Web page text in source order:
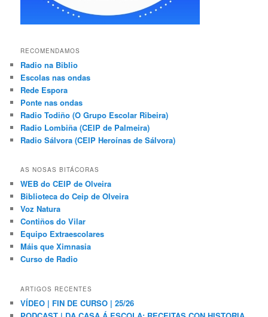
RECOMENDAMOS
Radio na Biblio
Escolas nas ondas
Rede Espora
Ponte nas ondas
Radio Todiño (O Grupo Escolar Ribeira)
Radio Lombiña (CEIP de Palmeira)
Radio Sálvora (CEIP Heroínas de Sálvora)
AS NOSAS BITÁCORAS
WEB do CEIP de Olveira
Biblioteca do Ceip de Olveira
Voz Natura
Contiños do Vilar
Equipo Extraescolares
Máis que Ximnasia
Curso de Radio
ARTIGOS RECENTES
VÍDEO | FIN DE CURSO | 25/26